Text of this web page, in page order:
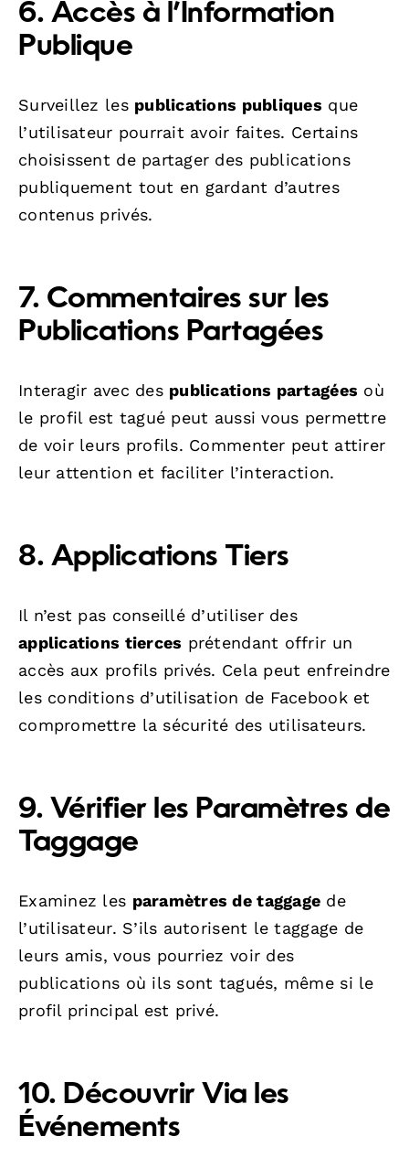
6. Accès à l’Information
Publique
Surveillez les publications publiques que
l’utilisateur pourrait avoir faites. Certains
choisissent de partager des publications
publiquement tout en gardant d’autres
contenus privés.
7. Commentaires sur les
Publications Partagées
Interagir avec des publications partagées où
le profil est tagué peut aussi vous permettre
de voir leurs profils. Commenter peut attirer
leur attention et faciliter l’interaction.
8. Applications Tiers
Il n’est pas conseillé d’utiliser des
applications tierces prétendant offrir un
accès aux profils privés. Cela peut enfreindre
les conditions d’utilisation de Facebook et
compromettre la sécurité des utilisateurs.
9. Vérifier les Paramètres de
Taggage
Examinez les paramètres de taggage de
l’utilisateur. S’ils autorisent le taggage de
leurs amis, vous pourriez voir des
publications où ils sont tagués, même si le
profil principal est privé.
10. Découvrir Via les
Événements